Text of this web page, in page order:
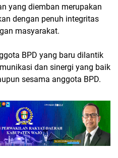
yang diemban merupakan
dengan penuh integritas
masyarakat.
BPD yang baru dilantik
dan sinergi yang baik
sesama anggota BPD.